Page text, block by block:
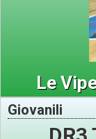
Le
Giovanili